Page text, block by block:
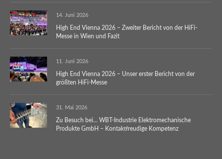
14. Juni 2026
High End Vienna 2026 – Zweiter Bericht von der HiFi-
Messe in Wien und Fazit
11. Juni 2026
High End Vienna 2026 – Unser erster Bericht von der
größten HiFi-Messe
31. Mai 2026
Zu Besuch bei… WBT-Industrie Elektromechanische
Produkte GmbH – Kontaktfreudige Kompetenz